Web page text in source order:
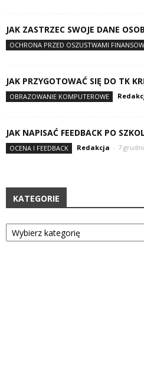
JAK ZASTRZEC SWOJE DANE
OCHRONA PRZED OSZUSTWAMI
JAK PRZYGOTOWAĆ SIĘ DO TK
OBRAZOWANIE KOMPUTEROWE
JAK NAPISAĆ FEEDBACK PO
OCENA I FEEDBACK Redakcja - 7
KATEGORIE
Kategorie